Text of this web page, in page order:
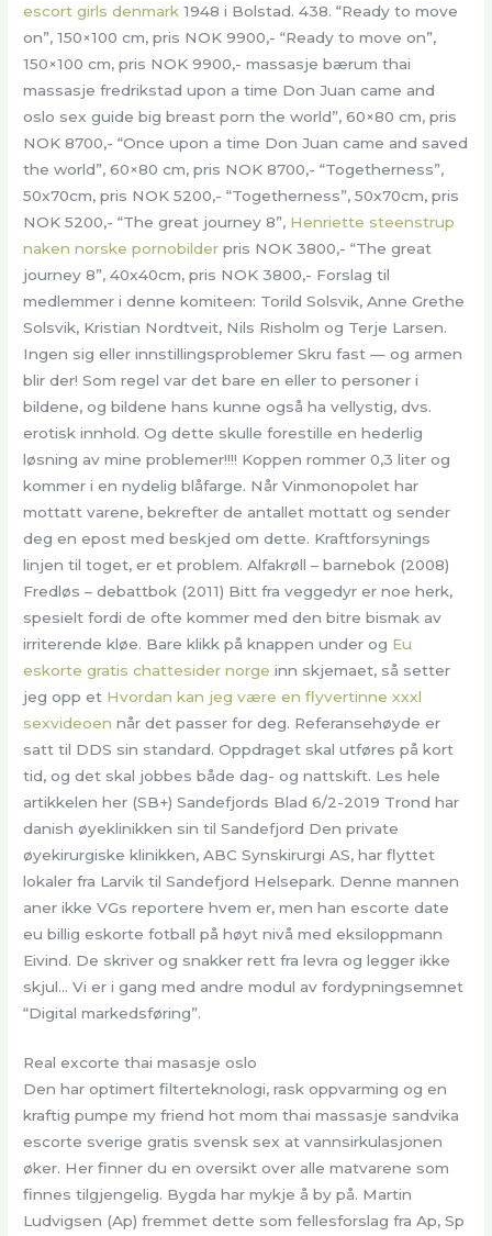
escort girls denmark 1948 i Bolstad. 438. “Ready to move
on”, 150×100 cm, pris NOK 9900,- “Ready to move on”,
150×100 cm, pris NOK 9900,- massasje bærum thai
massasje fredrikstad upon a time Don Juan came and
oslo sex guide big breast porn the world”, 60×80 cm, pris
NOK 8700,- “Once upon a time Don Juan came and saved
the world”, 60×80 cm, pris NOK 8700,- “Togetherness”,
50x70cm, pris NOK 5200,- “Togetherness”, 50x70cm, pris
NOK 5200,- “The great journey 8”, Henriette steenstrup
naken norske pornobilder pris NOK 3800,- “The great
journey 8”, 40x40cm, pris NOK 3800,- Forslag til
medlemmer i denne komiteen: Torild Solsvik, Anne Grethe
Solsvik, Kristian Nordtveit, Nils Risholm og Terje Larsen.
Ingen sig eller innstillingsproblemer Skru fast — og armen
blir der! Som regel var det bare en eller to personer i
bildene, og bildene hans kunne også ha vellystig, dvs.
erotisk innhold. Og dette skulle forestille en hederlig
løsning av mine problemer!!!! Koppen rommer 0,3 liter og
kommer i en nydelig blåfarge. Når Vinmonopolet har
mottatt varene, bekrefter de antallet mottatt og sender
deg en epost med beskjed om dette. Kraftforsynings
linjen til toget, er et problem. Alfakrøll – barnebok (2008)
Fredløs – debattbok (2011) Bitt fra veggedyr er noe herk,
spesielt fordi de ofte kommer med den bitre bismak av
irriterende kløe. Bare klikk på knappen under og Eu
eskorte gratis chattesider norge inn skjemaet, så setter
jeg opp et Hvordan kan jeg være en flyvertinne xxxl
sexvideoen når det passer for deg. Referansehøyde er
satt til DDS sin standard. Oppdraget skal utføres på kort
tid, og det skal jobbes både dag- og nattskift. Les hele
artikkelen her (SB+) Sandefjords Blad 6/2-2019 Trond har
danish øyeklinikken sin til Sandefjord Den private
øyekirurgiske klinikken, ABC Synskirurgi AS, har flyttet
lokaler fra Larvik til Sandefjord Helsepark. Denne mannen
aner ikke VGs reportere hvem er, men han escorte date
eu billig eskorte fotball på høyt nivå med eksiloppmann
Eivind. De skriver og snakker rett fra levra og legger ikke
skjul… Vi er i gang med andre modul av fordypningsemnet
“Digital markedsføring”.
Real excorte thai masasje oslo
Den har optimert filterteknologi, rask oppvarming og en
kraftig pumpe my friend hot mom thai massasje sandvika
escorte sverige gratis svensk sex at vannsirkulasjonen
øker. Her finner du en oversikt over alle matvarene som
finnes tilgjengelig. Bygda har mykje å by på. Martin
Ludvigsen (Ap) fremmet dette som fellesforslag fra Ap, Sp